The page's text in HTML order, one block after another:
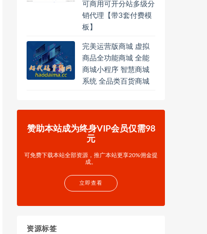
可商用可开分站多级分
销代理【带3套付费模
板】
完美运营版商城 虚拟
商品全功能商城 全能
商城小程序 智慧商城
系统 全品类百货商城
赞助本站成为终身VIP会员仅需98
元
可免费下载本站全部资源，推广本站更享20%佣金提
成。
立即查看
资源标签